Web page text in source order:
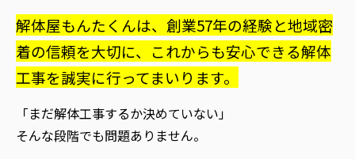
解体屋もんたくんは、創業57年の経験と地域密
着の信頼を大切に、これからも安心できる解体
工事を誠実に行ってまいります。
「まだ解体工事するか決めていない」
そんな段階でも問題ありません。